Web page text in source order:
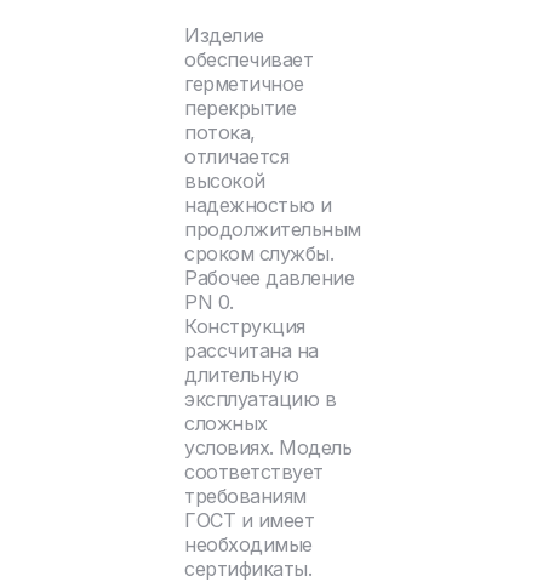
Изделие
обеспечивает
герметичное
перекрытие
потока,
отличается
высокой
надежностью и
продолжительным
сроком службы.
Рабочее давление
PN 0.
Конструкция
рассчитана на
длительную
эксплуатацию в
сложных
условиях. Модель
соответствует
требованиям
ГОСТ и имеет
необходимые
сертификаты.